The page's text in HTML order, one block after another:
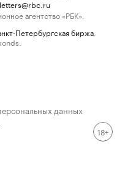
letters@rbc.ru
агентство «РБК».
Петербургская биржа
данных
18+